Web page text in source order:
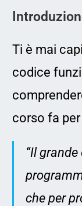
Ti è mai
codice
corso fa per
“Il
che per